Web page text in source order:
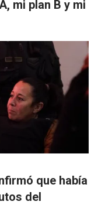
mi plan B y mi
que había
del